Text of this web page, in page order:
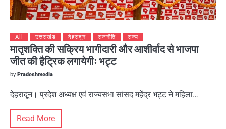
All उत्तराखंड देहरादून राजनीति राज्य
मातृशक्ति की सक्रिय भागीदारी और आशीर्वाद से भाजपा
जीत की हैट्रिक लगायेगीः भट्ट
by Pradeshmedia
देहरादून। प्रदेश अध्यक्ष एवं राज्यसभा सांसद महेंद्र भट्ट ने महिला…
Read More